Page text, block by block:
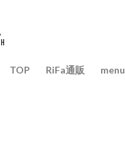
TOP RiFa通販 menu